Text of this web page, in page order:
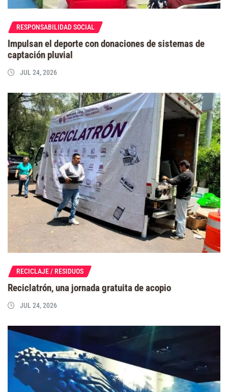
RESPONSABILIDAD SOCIAL
Impulsan el deporte con donaciones de sistemas de
captación pluvial
JUL 24, 2026
RECICLAJE / RESIDUOS
Reciclatrón, una jornada gratuita de acopio
JUL 24, 2026